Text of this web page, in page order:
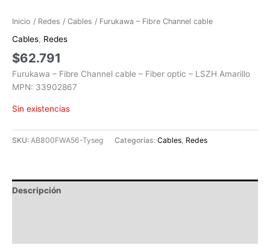
Inicio / Redes / Cables / Furukawa – Fibre Channel cable
Cables, Redes
$62.791
Furukawa – Fibre Channel cable – Fiber optic – LSZH Amarillo
MPN: 33902867
Sin existencias
SKU: AB800FWA56-Tyseg Categorías: Cables Redes
Descripción